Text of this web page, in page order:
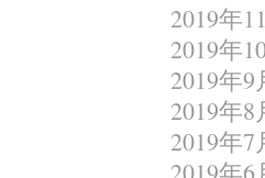
2019年
2019年
2019年9
2019年8
2019年7